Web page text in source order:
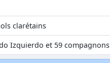
clarétains
Izquierdo et 59 compagnons